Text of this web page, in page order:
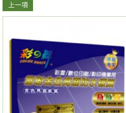
上一項